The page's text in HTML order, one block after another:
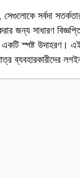
সর্বদা
জন্য সাধারণ
স্পষ্ট উদাহরণ।
ব্যবহারকারীদের